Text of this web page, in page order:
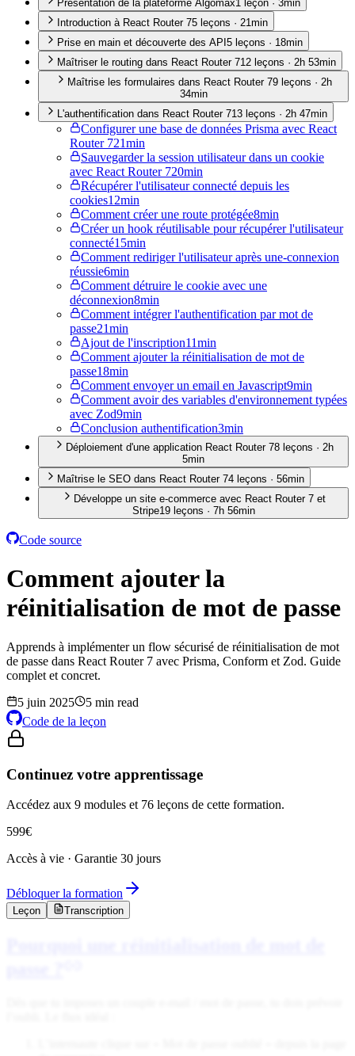
Présentation de la plateforme Algomax1 leçon · 3min
Introduction à React Router 75 leçons · 21min
Prise en main et découverte des API 5 leçons · 18min
Maîtriser le routing dans React Router 712 leçons · 2h 53min
Maîtrise les formulaires dans React Router 79 leçons · 2h
34min
L'authentification dans React Router 713 leçons · 2h 47min
Configurer une base de données Prisma avec React
Router 721min
Sauvegarder la session utilisateur dans un cookie
avec React Router 720min
Récupérer l'utilisateur connecté depuis les
cookies12min
Comment créer une route protégée8min
Créer un hook réutilisable pour récupérer l'utilisateur
connecté15min
Comment rediriger l'utilisateur après une-connexion
réussie6min
Comment détruire le cookie avec une
déconnexion8min
Comment intégrer l'authentification par mot de
passe21min
Ajout de l'inscription11min
Comment ajouter la réinitialisation de mot de
passe18min
Comment envoyer un email en Javascript9min
Comment avoir des variables d'environnement typées
avec Zod9min
Conclusion authentification3min
Déploiement d'une application React Router 78 leçons · 2h
5min
Maîtrise le SEO dans React Router 74 leçons · 56min
Développe un site e-commerce avec React Router 7 et
Stripe19leçons · 7h 56min
Code source
Comment ajouter la
réinitialisation de mot de passe
Apprends à implémenter un flow sécurisé de réinitialisation de mot
de passe dans React Router 7 avec Prisma, Conform et Zod. Guide
complet et concret.
5 juin 2025
5 min read
Code de la leçon
Continuez votre apprentissage
Accédez aux 9 modules et 76 leçons de cette formation.
599€
Accès à vie · Garantie 30 jours
Débloquer la formation
Leçon Transcription